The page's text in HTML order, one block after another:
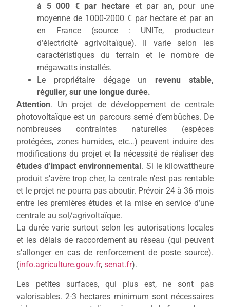
à 5 000 € par hectare et par an, pour une
moyenne de 1000-2000 € par hectare et par an
en France (source : UNITe, producteur
d’électricité agrivoltaïque). Il varie selon les
caractéristiques du terrain et le nombre de
mégawatts installés.
Le propriétaire dégage un revenu stable,
régulier, sur une longue durée.
Attention. Un projet de développement de centrale
photovoltaïque est un parcours semé d’embûches. De
nombreuses contraintes naturelles (espèces
protégées, zones humides, etc…) peuvent induire des
modifications du projet et la nécessité de réaliser des
études d’impact environnemental. Si le kilowattheure
produit s’avère trop cher, la centrale n’est pas rentable
et le projet ne pourra pas aboutir. Prévoir 24 à 36 mois
entre les premières études et la mise en service d’une
centrale au sol/agrivoltaïque.
La durée varie surtout selon les autorisations locales
et les délais de raccordement au réseau (qui peuvent
s’allonger en cas de renforcement de poste source).
(info.agriculture.gouv.fr,senat.fr).
Les petites surfaces, qui plus est, ne sont pas
valorisables. 2-3 hectares minimum sont nécessaires